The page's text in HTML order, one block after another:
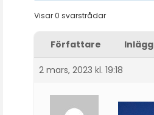
Visar 0 svarstrådar
Författare Inlägg
2 mars, 2023 kl. 19:18